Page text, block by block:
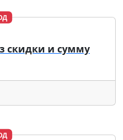
скидки и сумму